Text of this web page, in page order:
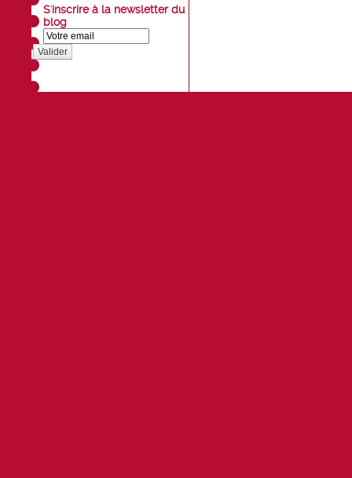
S'inscrire à la newsletter du
blog
Valider